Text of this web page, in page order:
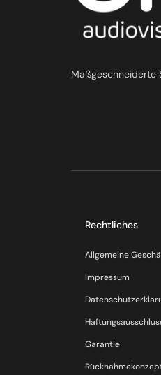
Maßgeschneiderte
Rechtliches
Allgemeine
Impressum
Garantie